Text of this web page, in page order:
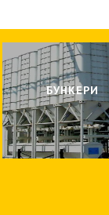
БУНКЕРИ